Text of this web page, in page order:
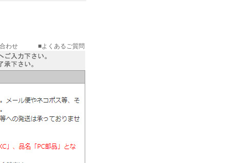
わせ ■よくあるご質問